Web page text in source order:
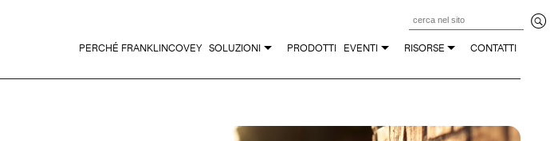
PERCHÉ FRANKLINCOVEY SOLUZIONI PRODOTTI EVENTI RISORSE CONTATTI
Z